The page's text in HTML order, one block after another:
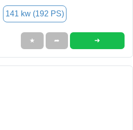
141 kw (192 PS)
★ ➦ ➜